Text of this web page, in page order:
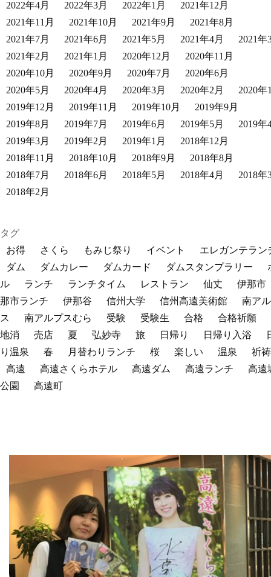
2022年4月
2022年3月 2022年1月
2021年12月
2021年11月
2021年10月 2021年9月
2021年8月
2021年7月
2021年6月 2021年5月 2021年4月
2021年
2021年2月
2021年1月 2020年12月
2020年11月
2020年10月
2020年9月 2020年7月
2020年6月
2020年5月
2020年4月 2020年3月 2020年2月
2020年
2019年12月
2019年11月 2019年10月
2019年9月
2019年8月
2019年7月 2019年6月 2019年5月
2019年
2019年3月
2019年2月 2019年1月
2018年12月
2018年11月
2018年10月 2018年9月
2018年8月
2018年7月
2018年6月 2018年5月 2018年4月
2018年
2018年2月
タグ
お得
さくら もみじ祭り イベント
エレガンテラン
ダム
ダムカレー ダムカード ダムスタンプラリー
ル
ランチ ランチタイム レストラン 仙丈
伊那市
那市ランチ
伊那谷 信州大学 信州高遠美術館
南ア
ス
南アルプスむら 受験 受験生 合格
合格祈願
地消
売店 夏 弘妙寺 旅 日帰り 日帰り入浴
り温泉
春 月替わりランチ 桜 楽しい 温泉
祈祷
高遠
高遠さくらホテル 高遠ダム 高遠ランチ
高遠
公園
高遠町